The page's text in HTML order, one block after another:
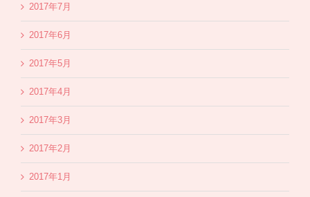
2017年7月
2017年6月
2017年5月
2017年4月
2017年3月
2017年2月
2017年1月